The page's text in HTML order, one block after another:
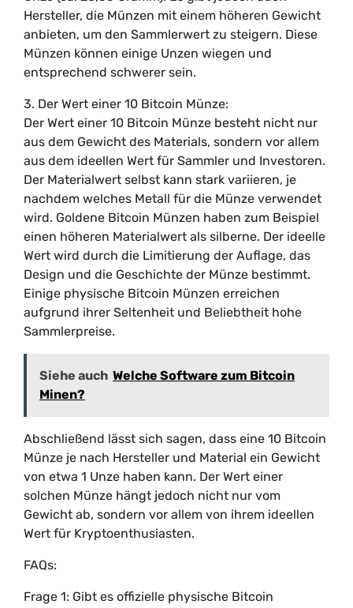
Hersteller, die Münzen mit einem höheren Gewicht
anbieten, um den Sammlerwert zu steigern. Diese
Münzen können einige Unzen wiegen und
entsprechend schwerer sein.
3. Der Wert einer 10 Bitcoin Münze:
Der Wert einer 10 Bitcoin Münze besteht nicht nur
aus dem Gewicht des Materials, sondern vor allem
aus dem ideellen Wert für Sammler und Investoren.
Der Materialwert selbst kann stark variieren, je
nachdem welches Metall für die Münze verwendet
wird. Goldene Bitcoin Münzen haben zum Beispiel
einen höheren Materialwert als silberne. Der ideelle
Wert wird durch die Limitierung der Auflage, das
Design und die Geschichte der Münze bestimmt.
Einige physische Bitcoin Münzen erreichen
aufgrund ihrer Seltenheit und Beliebtheit hohe
Sammlerpreise.
Siehe auch Welche Software zum Bitcoin
Minen?
Abschließend lässt sich sagen, dass eine 10 Bitcoin
Münze je nach Hersteller und Material ein Gewicht
von etwa 1 Unze haben kann. Der Wert einer
solchen Münze hängt jedoch nicht nur vom
Gewicht ab, sondern vor allem von ihrem ideellen
Wert für Kryptoenthusiasten.
FAQs:
Frage 1: Gibt es offizielle physische Bitcoin